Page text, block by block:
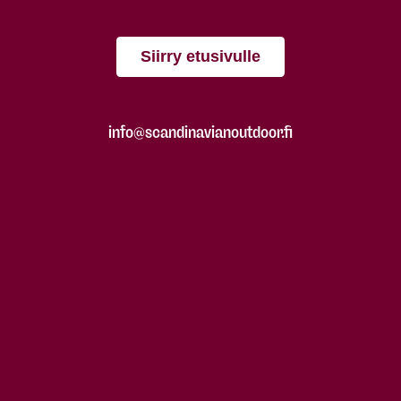
Siirry etusivulle
info@scandinavianoutdoor.fi